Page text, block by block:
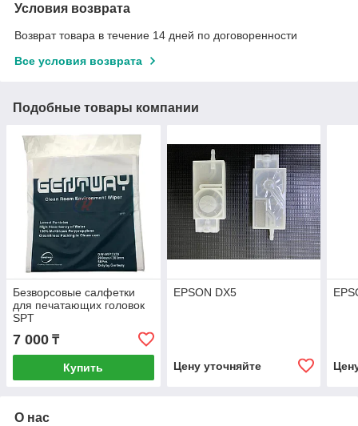
Условия возврата
Возврат товара в течение 14 дней по договоренности
Все условия возврата
Подобные товары компании
Безворсовые салфетки
для печатающих головок
SPT
7 000 ₸
Купить
EPSON DX5
Цену уточняйте
О нас